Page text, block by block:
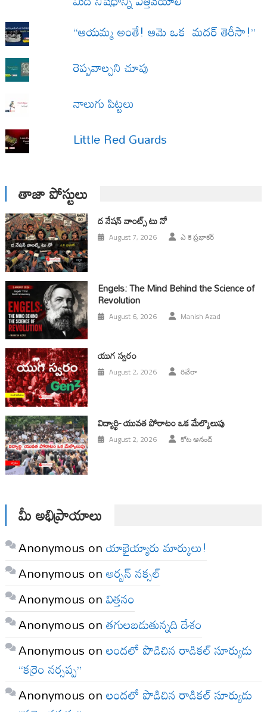
“ఆయమ్మ అంతే! ఆమె ఒక మదర్ తెరీసా!”
రెప్పవాల్చని చూపు
నాలుగు పిట్టలు
Little Red Guards
తాజా పోస్టులు
ద నేషన్ వాంట్స్ టు నో
August 7, 2026 ఎ కె ప్రభాకర్
Engels: The Mind Behind the Science of
Revolution
August 6, 2026 Manish Azad
యుగ స్వ‌రం
August 2, 2026 రివేరా
విద్యార్థి- యువత పోరాటం ఒక మేల్కొలుపు
August 2, 2026 కోట ఆనంద్
మీ అభిప్రాయాలు
Anonymous onయాభైయ్యారు మార్కులు!
Anonymous onఅర్బన్ నక్సల్
Anonymous onవిత్తనం
Anonymous onతగులబడుతున్నది దేశం
Anonymous onలందలో పొడిచిన రాడికల్ సూర్యుడు
“కర్రెం నర్సప్ప”
Anonymous onలందలో పొడిచిన రాడికల్ సూర్యుడు